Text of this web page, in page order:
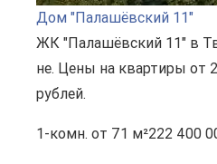
Дом "Палашёвский 11"
ЖК "Палашёвский 11" в
не. Цены на квартиры от
рублей.
1-комн. от 71 м²222 400